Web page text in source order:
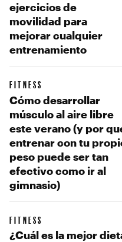
ejercicios de
movilidad para
mejorar cualquier
entrenamiento
FITNESS
Cómo desarrollar
músculo al aire libre
este verano (y por
entrenar con tu
peso puede ser tan
efectivo como ir al
gimnasio)
FITNESS
¿Cuál es la mejor